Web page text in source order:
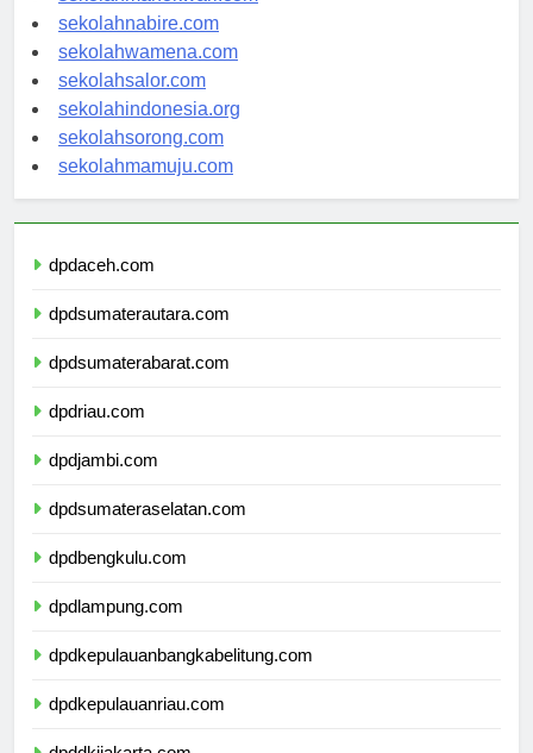
sekolahmanokwari.com
sekolahnabire.com
sekolahwamena.com
sekolahsalor.com
sekolahindonesia.org
sekolahsorong.com